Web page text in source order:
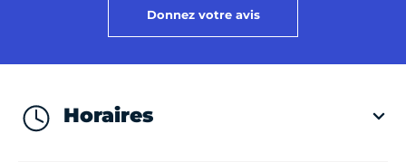
Donnez votre avis
Horaires